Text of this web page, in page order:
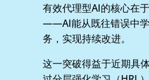
有效代理型AI的核心在
——AI能从既往错误中
务，实现持续改进。
这一突破得益于近期具